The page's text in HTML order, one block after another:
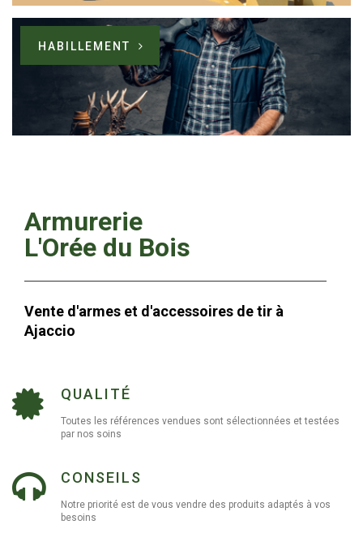
HABILLEMENT
Armurerie
L'Orée du Bois
Vente d'armes et d'accessoires de tir à
Ajaccio
QUALITÉ
Toutes les références vendues sont sélectionnées et testées
par nos soins
CONSEILS
Notre priorité est de vous vendre des produits adaptés à vos
besoins